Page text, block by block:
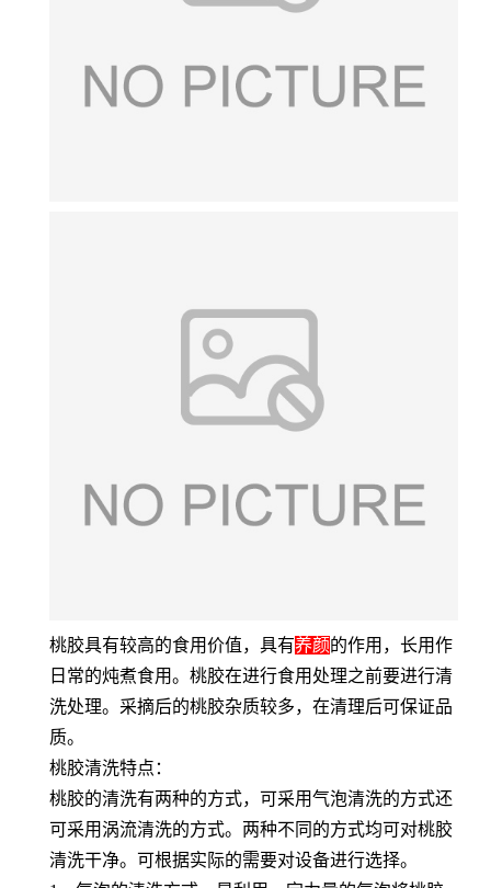
桃胶具有较高的食用价值，具有养颜的作用，长用作
日常的炖煮食用。桃胶在进行食用处理之前要进行清
洗处理。采摘后的桃胶杂质较多，在清理后可保证品
质。
桃胶清洗特点：
桃胶的清洗有两种的方式，可采用气泡清洗的方式还
可采用涡流清洗的方式。两种不同的方式均可对桃胶
清洗干净。可根据实际的需要对设备进行选择。